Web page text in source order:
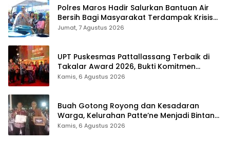
Polres Maros Hadir Salurkan Bantuan Air
Bersih Bagi Masyarakat Terdampak Krisis
Air Bersih Di Maros
Jumat, 7 Agustus 2026
UPT Puskesmas Pattallassang Terbaik di
Takalar Award 2026, Bukti Komitmen
Hadirkan Pelayanan Kesehatan Berkualitas
Kamis, 6 Agustus 2026
Buah Gotong Royong dan Kesadaran
Warga, Kelurahan Patte’ne Menjadi Bintang
Takalar Award 2026
Kamis, 6 Agustus 2026